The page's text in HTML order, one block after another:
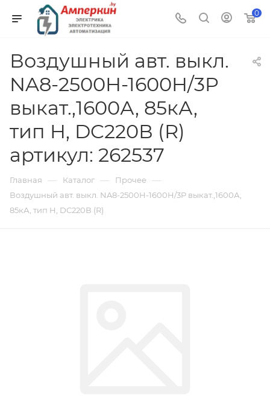
0
Воздушный авт. выкл.
NA8-2500H-1600H/3P
выкат.,1600А, 85кА,
тип H, DC220В (R)
артикул: 262537
Главная — Каталог — Прочее —
Воздушный авт. выкл. NA8-2500H-1600H/3P выкат.,1600А,
85кА, тип H, DC220В (R)